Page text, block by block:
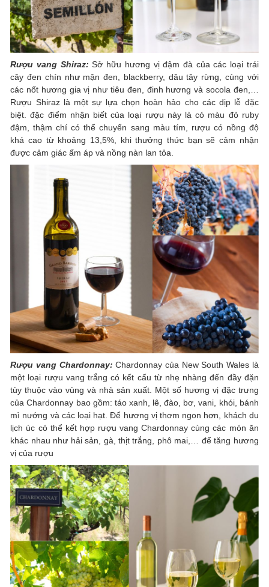
Rượu vang Shiraz: Sở hữu hương vị đậm đà của các loại trái
cây đen chín như mận đen, blackberry, dâu tây rừng, cùng với
các nốt hương gia vị như tiêu đen, đinh hương và socola đen,…
Rượu Shiraz là một sự lựa chọn hoàn hảo cho các dịp lễ đặc
biệt. đặc điểm nhận biết của loại rượu này là có màu đỏ ruby
đậm, thậm chí có thể chuyển sang màu tím, rượu có nồng độ
khá cao từ khoảng 13,5%, khi thưởng thức bạn sẽ cảm nhận
được cảm giác ấm áp và nồng nàn lan tỏa.
Rượu vang Chardonnay: Chardonnay của New South Wales là
một loại rượu vang trắng có kết cấu từ nhẹ nhàng đến đầy đặn
tùy thuộc vào vùng và nhà sản xuất. Một số hương vị đặc trưng
của Chardonnay bao gồm: táo xanh, lê, đào, bơ, vani, khói, bánh
mì nướng và các loại hạt. Để hương vị thơm ngon hơn, khách du
lịch úc có thể kết hợp rượu vang Chardonnay cùng các món ăn
khác nhau như hải sản, gà, thịt trắng, phô mai,… để tăng hương
vị của rượu